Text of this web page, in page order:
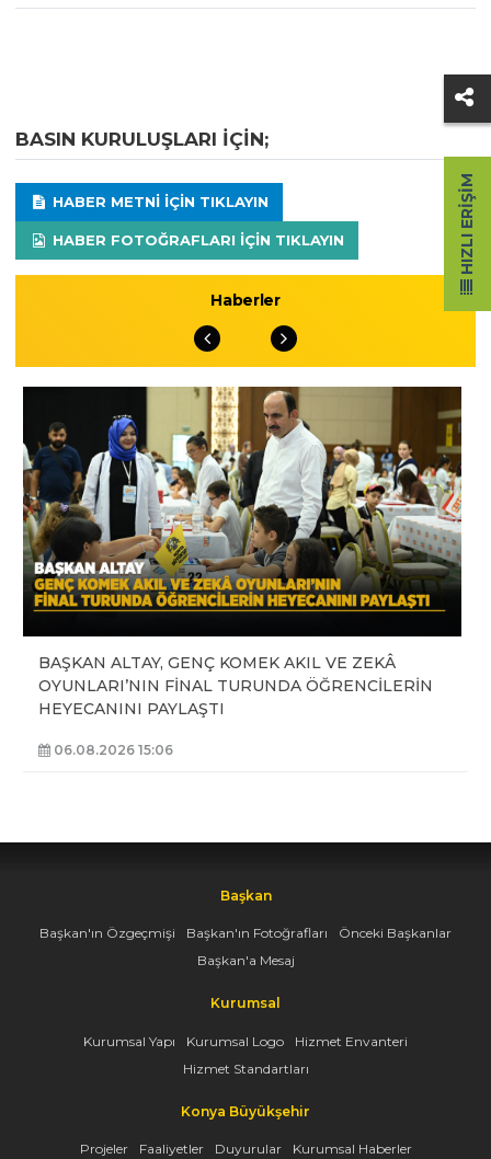
BASIN KURULUŞLARI IÇIN;
HABER METNI IÇIN TIKLAYIN
HABER FOTOĞRAFLARI IÇIN TIKLAYIN
Haberler
BAŞKAN ALTAY, GENÇ KOMEK AKIL VE ZEKÂ
OYUNLARI’NIN FİNAL TURUNDA ÖĞRENCİLERİN
HEYECANINI PAYLAŞTI
06.08.2026 15:06
Başkan
Başkan'ın Özgeçmişi Başkan'ın Fotoğrafları
Önceki Başkanlar
Başkan'a Mesaj
Kurumsal
Kurumsal Yapı Kurumsal Logo
Hizmet Envanteri
Hizmet Standartları
Konya Büyükşehir
Projeler Faaliyetler Duyurular Kurumsal Haberler
HIZLI ERIŞIM